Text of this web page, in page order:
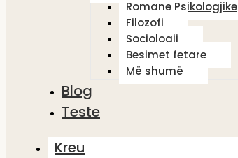
Romane Psikologjike
Filozofi
Sociologji
Besimet fetare
Më shumë
Blog
Teste
Kreu